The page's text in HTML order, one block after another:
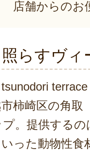
店舗からのお
らすヴィ
tsunodori
柿崎区の角
。提供する
った動物性食